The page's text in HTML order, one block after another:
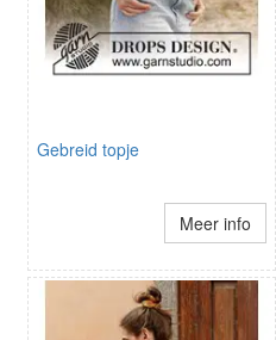
Gebreid topje
Meer info